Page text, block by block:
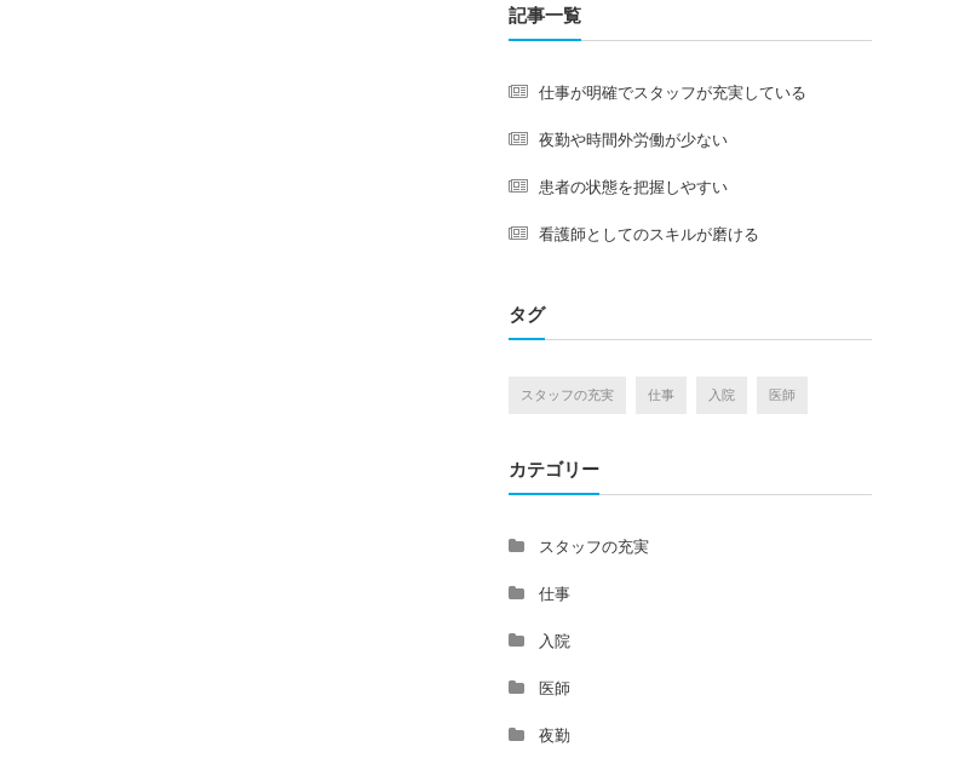
記事一覧
仕事が明確でスタッフが充実している
夜勤や時間外労働が少ない
患者の状態を把握しやすい
看護師としてのスキルが磨ける
タグ
スタッフの充実 仕事 入院 医師
カテゴリー
スタッフの充実
仕事
入院
医師
夜勤